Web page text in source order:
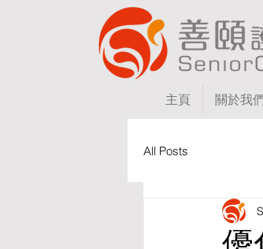
主頁 關於我
All Posts